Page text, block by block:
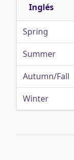
Inglés
Spring
Summer
Autumn/Fall
Winter